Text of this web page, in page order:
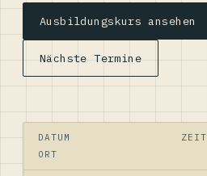
Ausbildungskurs ansehen
Nächste Termine
DATUM
ZEIT
ORT